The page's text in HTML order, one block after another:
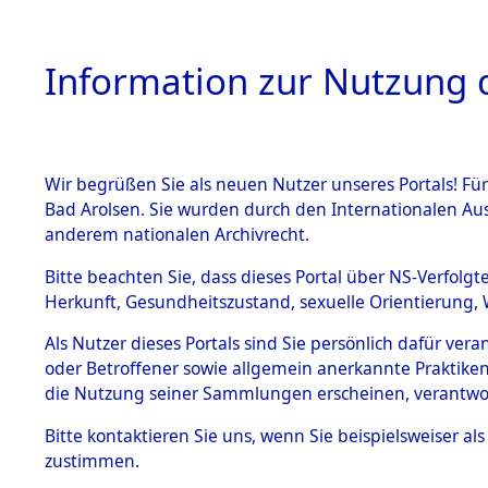
HOME
BESTÄNDE
Inhaftierungsdoku
mente
1.2.9 Beim ITS
verwahrte
1.2.9.1
Effekten aus
0015
Information zur Nutzung
Wir begrüßen Sie als neuen Nutzer unseres Portals!
Bad Arolsen. Sie wurden durch den Internationalen
anderem nationalen Archivrecht.
Bitte beachten Sie, dass dieses Portal über NS-
Herkunft, Gesundheitszustand, sexuelle
Als Nutzer dieses Portals sind Sie persönlich dafür
oder Betroffener sowie allgemein anerkannte
die Nutzung seiner Sammlungen erscheinen,
Bitte kontaktieren Sie uns, wenn Sie beispielsweiser
zustimmen.